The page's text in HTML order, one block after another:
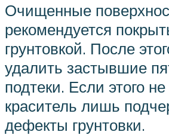
Очищенные
рекомендуется
грунтовкой. После
удалить застывшие
подтеки. Если этого
краситель лишь
дефекты грунтовки.